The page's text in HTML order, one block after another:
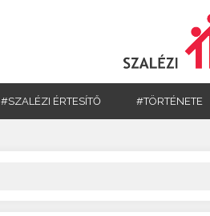
#SZALÉZI ÉRTESÍTŐ #TÖRTÉNETE